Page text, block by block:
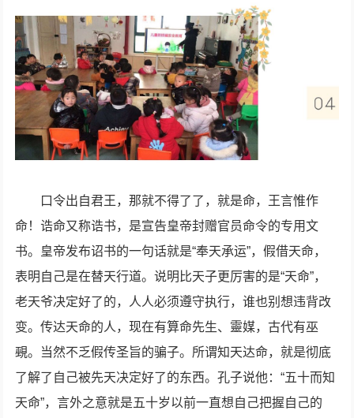
口令出自君王，那就不得了了，就是命，王言惟作
命！诰命又称诰书，是宣告皇帝封赠官员命令的专用文
书。皇帝发布诏书的一句话就是“奉天承运”，假借天命，
表明自己是在替天行道。说明比天子更厉害的是“天命”，
老天爷决定好了的，人人必须遵守执行，谁也别想违背改
变。传达天命的人，现在有算命先生、靈媒，古代有巫
覡。当然不乏假传圣旨的骗子。所谓知天达命，就是彻底
了解了自己被先天决定好了的东西。孔子说他：“五十而知
天命”，言外之意就是五十岁以前一直想自己把握自己的